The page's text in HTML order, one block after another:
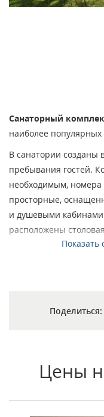
Санаторный
наиболее популярных
В санатории созданы
пребывания гостей.
необходимым,
просторные,
и душевыми
расположены
площадки и
процедуры,
лечат всевозможные
кровеносной и
Показать
Поделиться:
Цены